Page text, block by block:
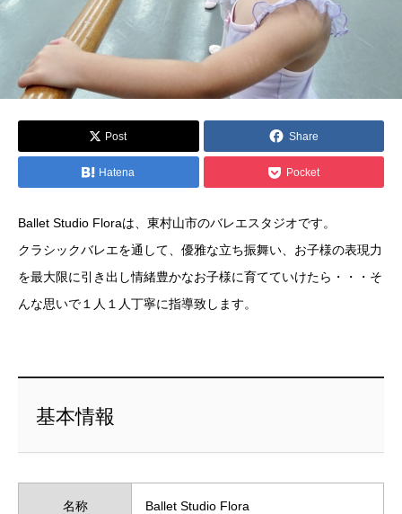
Post Share
Hatena Pocket
Ballet Studio Floraは、東村山市のバレエスタジオです。
クラシックバレエを通して、優雅な立ち振舞い、お子様の表現力
を最大限に引き出し情緒豊かなお子様に育てていけたら・・・そ
んな思いで１人１人丁寧に指導致します。
基本情報
名称 Ballet Studio Flora